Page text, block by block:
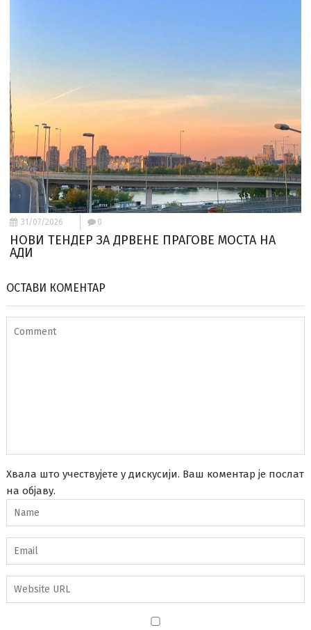
31/07/2026 0
НОВИ ТЕНДЕР ЗА ДРВЕНЕ ПРАГОВЕ МОСТА НА
АДИ
ОСТАВИ КОМЕНТАР
Хвала што учествујете у дискусији. Ваш коментар је послат
на објаву.